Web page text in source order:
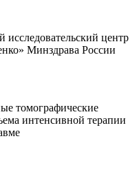
центр
Минздрава России
томографические
интенсивной терапии